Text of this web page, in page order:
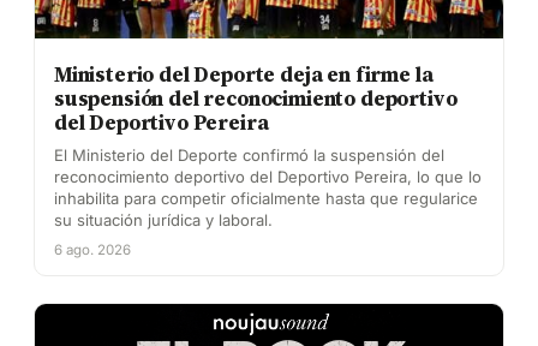
Ministerio del Deporte deja en firme la
suspensión del reconocimiento deportivo
del Deportivo Pereira
El Ministerio del Deporte confirmó la suspensión del
reconocimiento deportivo del Deportivo Pereira, lo que lo
inhabilita para competir oficialmente hasta que regularice
su situación jurídica y laboral.
6 ago. 2026